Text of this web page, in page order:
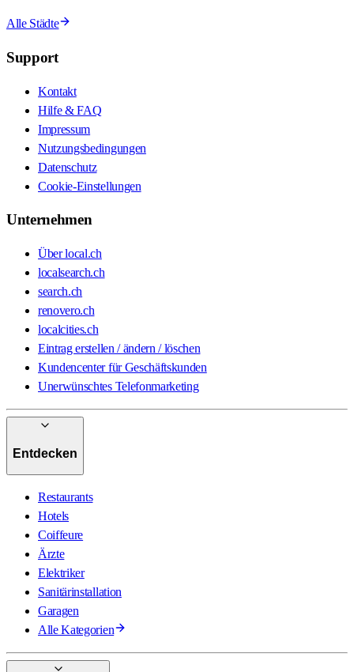
Alle Städte
Support
Kontakt
Hilfe & FAQ
Impressum
Nutzungsbedingungen
Datenschutz
Cookie-Einstellungen
Unternehmen
Über local.ch
localsearch.ch
search.ch
renovero.ch
localcities.ch
Eintrag erstellen / ändern / löschen
Kundencenter für Geschäftskunden
Unerwünschtes Telefonmarketing
Entdecken
Restaurants
Hotels
Coiffeure
Ärzte
Elektriker
Sanitärinstallation
Garagen
Alle Kategorien